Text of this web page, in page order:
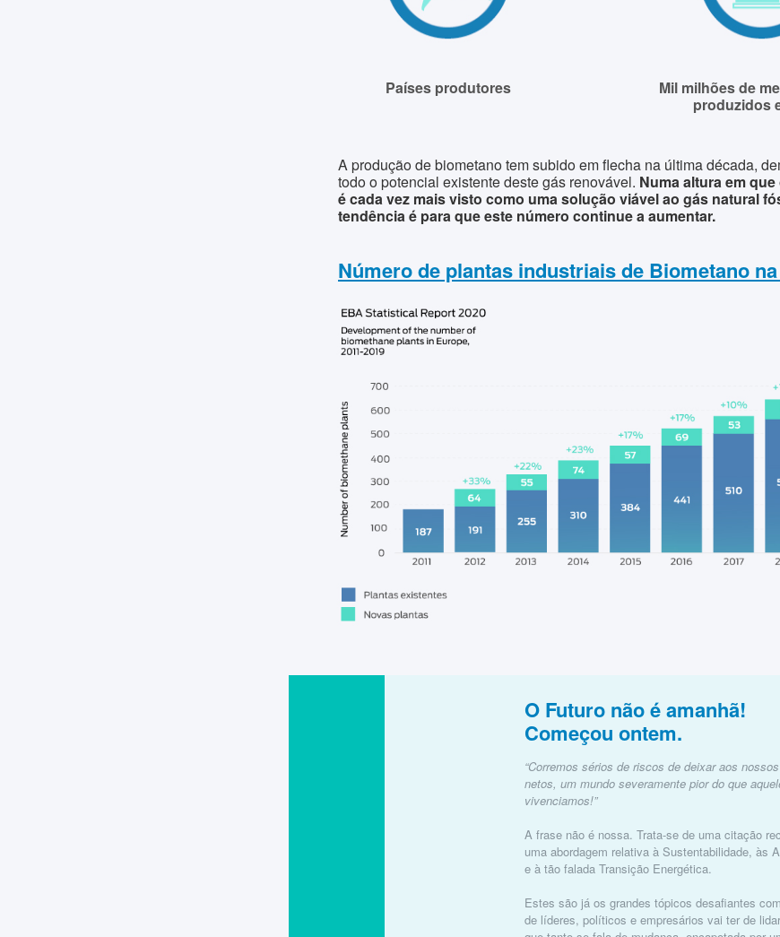
Países produtores
Mil milhões de
produzidos
A produção de biometano tem subido em flecha na última década,
todo o potencial existente deste gás renovável. Numa altura em
é cada vez mais visto como uma solução viável ao gás natural
tendência é para que este número continue a aumentar.
Número de plantas industriais de Biometano
O Futuro não é amanhã!
Começou ontem.
“Corremos sérios de riscos de deixar aos
netos, um mundo severamente pior do que
vivenciamos!”
A frase não é nossa. Trata-se de uma citação
uma abordagem relativa à Sustentabilidade, às
e à tão falada Transição Energética.
Estes são já os grandes tópicos desafiantes
de líderes, políticos e empresários vai ter de